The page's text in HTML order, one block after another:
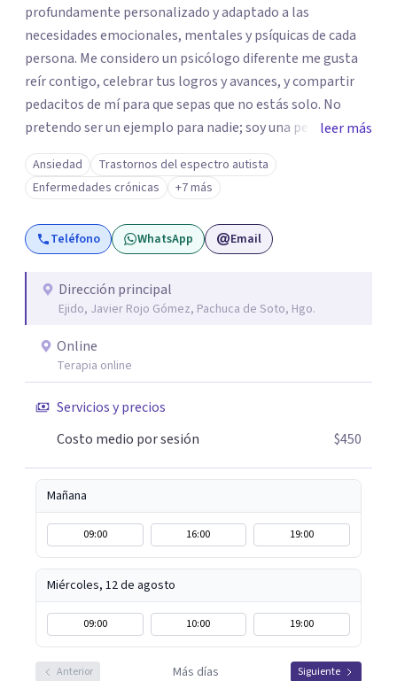
profundamente personalizado y adaptado a las
necesidades emocionales, mentales y psíquicas de cada
persona. Me considero un psicólogo diferente me gusta
reír contigo, celebrar tus logros y avances, y compartir
pedacitos de mí para que sepas que no estás solo. No
pretendo ser un ejemplo para nadie; soy una persona que
también sufre, llora, ríe y grita. Para mí, tu salud, tu paz y
tu tranquilidad siempre estarán por encima de lo
económico. A lo largo de mi camino he cuestionado
muchas de las reglas rígidas que aprendí en la formación
tradicional, porque creo que antes que las técnicas se
que el proceso terapéutico tenga sentido. Trabajo
especialmente con procesos de duelo Y psicooncología,
Si tú o algún familiar están atravesando un proceso
relacionado con cáncer, puedes escribirme por WhatsApp
para agendar una primera sesión gratuita. Y si estás
alguien, también puedes contactarme: la primera
conversación no tiene costo.
leer más
Ansiedad
Trastornos del espectro autista
Enfermedades crónicas
+7 más
Teléfono WhatsApp Email
Dirección principal
Ejido, Javier Rojo Gómez, Pachuca de Soto, Hgo.
Online
Terapia online
Servicios y precios
Costo medio por sesión
$450
Mañana
09:00 16:00 19:00
Miércoles, 12 de agosto
09:00 10:00 19:00
Anterior Más días Siguiente